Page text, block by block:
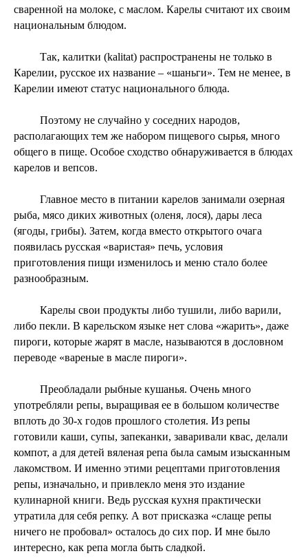
сваренной на молоке, с маслом. Карелы считают их своим
национальным блюдом.
Так, калитки (kalitat) распространены не только в
Карелии, русское их название – «шаньги». Тем не менее, в
Карелии имеют статус национального блюда.
Поэтому не случайно у соседних народов,
располагающих тем же набором пищевого сырья, много
общего в пище. Особое сходство обнаруживается в блюдах
карелов и вепсов.
Главное место в питании карелов занимали озерная
рыба, мясо диких животных (оленя, лося), дары леса
(ягоды, грибы). Затем, когда вместо открытого очага
появилась русская «варистая» печь, условия
приготовления пищи изменилось и меню стало более
разнообразным.
Карелы свои продукты либо тушили, либо варили,
либо пекли. В карельском языке нет слова «жарить», даже
пироги, которые жарят в масле, называются в дословном
переводе «вареные в масле пироги».
Преобладали рыбные кушанья. Очень много
употребляли репы, выращивая ее в большом количестве
вплоть до 30-х годов прошлого столетия. Из репы
готовили каши, супы, запеканки, заваривали квас, делали
компот, а для детей вяленая репа была самым изысканным
лакомством. И именно этими рецептами приготовления
репы, изначально, и привлекло меня это издание
кулинарной книги. Ведь русская кухня практически
утратила для себя репку. А вот присказка «слаще репы
ничего не пробовал» осталось до сих пор. И мне было
интересно, как репа могла быть сладкой.